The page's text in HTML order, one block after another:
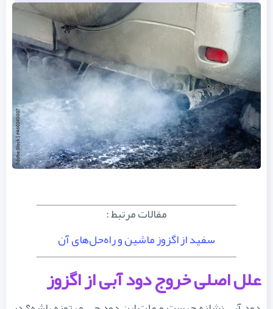
مقالات مرتبط :
سفید از اگزوز ماشین و راه‌حل‌های آن
علل اصلی خروج دود آبی از اگزوز